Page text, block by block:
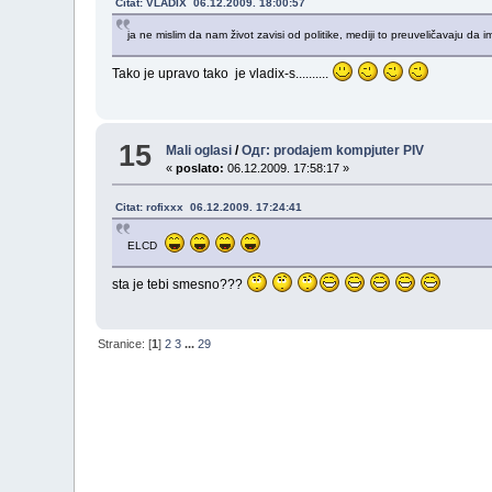
Citat: VLADIX 06.12.2009. 18:00:57
ja ne mislim da nam život zavisi od politike, mediji to preuveličavaju da
Tako je upravo tako je vladix-s..........
15 Mali oglasi /Одг: prodajem kompjuter PIV
«poslato: 06.12.2009. 17:58:17 »
Citat: rofixxx 06.12.2009. 17:24:41
ELCD
sta je tebi smesno???
Stranice: [1]2 3 ...29